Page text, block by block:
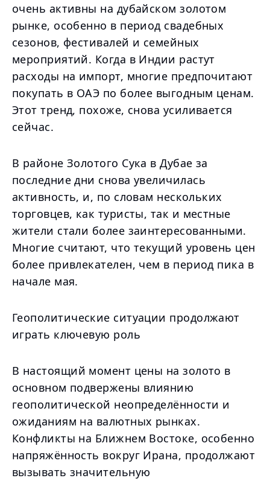
очень активны на дубайском золотом
рынке, особенно в период свадебных
сезонов, фестивалей и семейных
мероприятий. Когда в Индии растут
расходы на импорт, многие предпочитают
покупать в ОАЭ по более выгодным ценам.
Этот тренд, похоже, снова усиливается
сейчас.
В районе Золотого Сука в Дубае за
последние дни снова увеличилась
активность, и, по словам нескольких
торговцев, как туристы, так и местные
жители стали более заинтересованными.
Многие считают, что текущий уровень цен
более привлекателен, чем в период пика в
начале мая.
Геополитические ситуации продолжают
играть ключевую роль
В настоящий момент цены на золото в
основном подвержены влиянию
геополитической неопределённости и
ожиданиям на валютных рынках.
Конфликты на Ближнем Востоке, особенно
напряжённость вокруг Ирана, продолжают
вызывать значительную